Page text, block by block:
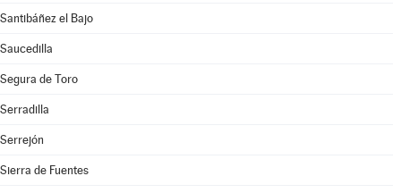
Santibáñez el Bajo
Saucedilla
Segura de Toro
Serradilla
Serrejón
Sierra de Fuentes